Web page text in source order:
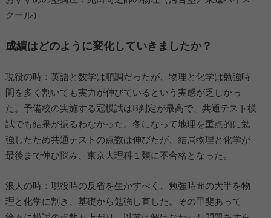
クール）
成績はどのように変化していきましたか？
現役の時：英語と数学は順調だったが、物理と化学は勉強時
間を多く割いても実力が伸びているという実感が乏しかっ
た。予備校の実施する冠模試はB判定が最高で、共通テスト模
試でも結果が振るわなかった。冬になって地理を重点的に勉
強したため共通テストの点数は伸びたが、結局物理と化学が
最後まで伸び悩み、東京大理科１類に不合格となった。
浪人の時：現役時の反省を生かすべく、勉強時間の大半を物
理と化学に割き、基礎から勉強し直した。その甲斐あって